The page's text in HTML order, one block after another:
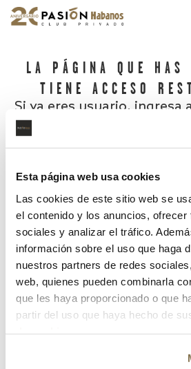
Esta página web usa cookies
Las cookies de este sitio web se
el contenido y los anuncios, ofrecer
sociales y analizar el tráfico.
información sobre el uso que haga
nuestros partners de redes
web, quienes pueden combinarla
que les haya proporcionado o que
partir del uso que haya hecho de
LA PÁGINA QUE HAS
TIENE ACCESO
Si ya eres usuario, ingresa
¿Has olvidado tu contraseña?